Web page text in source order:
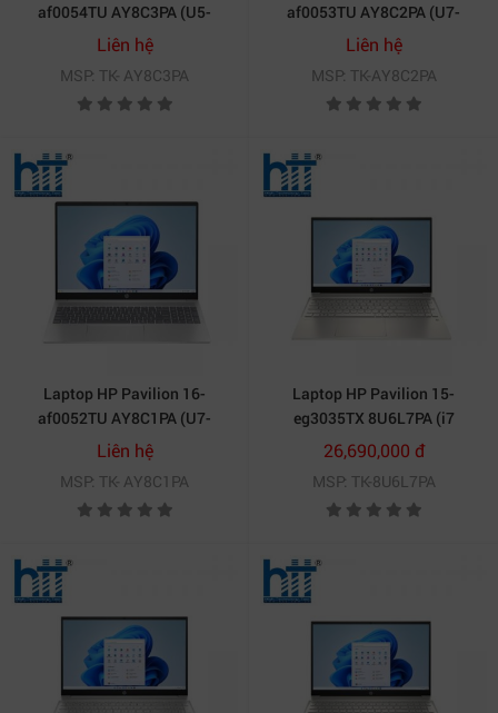
af0054TU AY8C3PA (U5-
125U/ Ram 16GB/ SSD 1TB/
Windows 11 Home/ 1Y/ Bạc)
Liên hệ
MSP: TK- AY8C3PA
af0053TU AY8C2PA (U7-
155U/ Ram 16GB/ SSD
512GB/ Windows 11 Home/
1Y/ Bạc)
Liên hệ
MSP: TK-AY8C2PA
Laptop HP Pavilion 16-
af0052TU AY8C1PA (U7-
155U/ Ram 16GB/ SSD 1TB/
Windows 11 Home/ 1Y/ Bạc)
Liên hệ
MSP: TK- AY8C1PA
Laptop HP Pavilion 15-
eg3035TX 8U6L7PA (i7
1355U/ 16GB/ 512GB SSD/
MX550 2GB/ 15.6 inch
FHD/Win11/ Gold/ Vỏ nhôm)
26,690,000 đ
MSP: TK-8U6L7PA